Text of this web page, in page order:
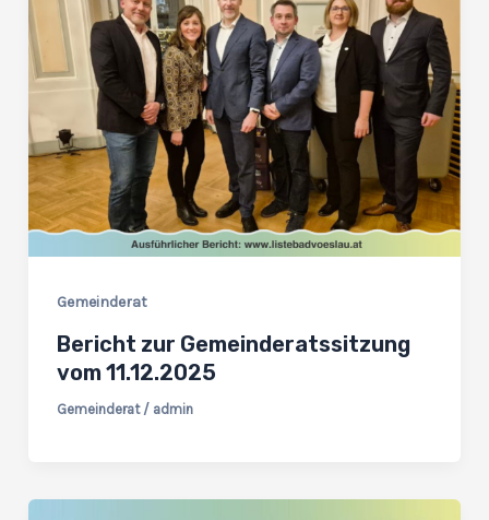
Gemeinderat
Bericht zur Gemeinderatssitzung
vom 11.12.2025
Gemeinderat/ admin